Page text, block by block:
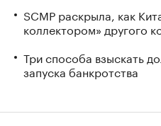
SCMP раскрыла, как
коллектором» другого
Три способа взыскать
запуска банкротства